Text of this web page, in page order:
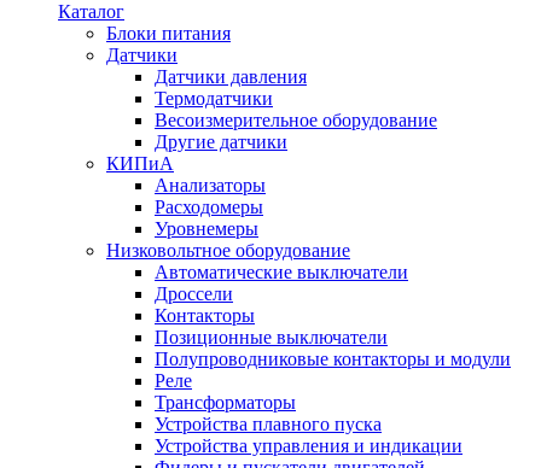
Каталог
Блоки питания
Датчики
Датчики давления
Термодатчики
Весоизмерительное оборудование
Другие датчики
КИПиА
Анализаторы
Расходомеры
Уровнемеры
Низковольтное оборудование
Автоматические выключатели
Дроссели
Контакторы
Позиционные выключатели
Полупроводниковые контакторы и модули
Реле
Трансформаторы
Устройства плавного пуска
Устройства управления и индикации